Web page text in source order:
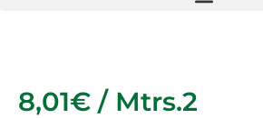
8,01€ / Mtrs.2